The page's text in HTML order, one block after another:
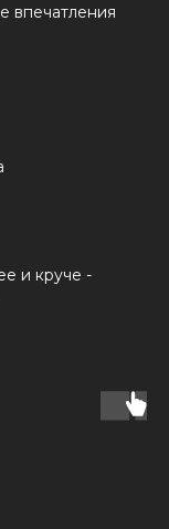
впечатления
и круче -